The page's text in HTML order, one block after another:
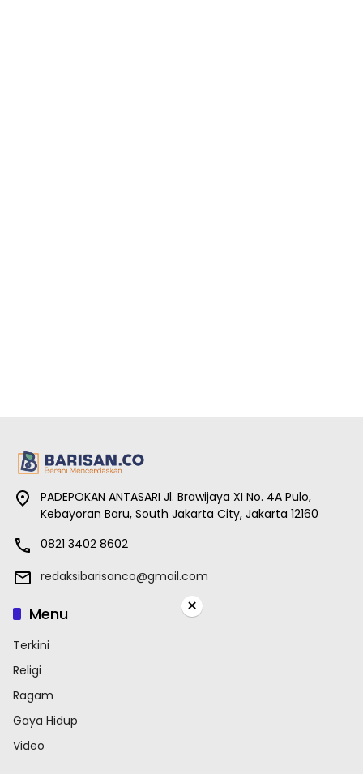
PADEPOKAN ANTASARI Jl. Brawijaya XI No. 4A Pulo,
Kebayoran Baru, South Jakarta City, Jakarta 12160
0821 3402 8602
redaksibarisanco@gmail.com
Menu
Terkini
Religi
Ragam
Gaya Hidup
Video
×